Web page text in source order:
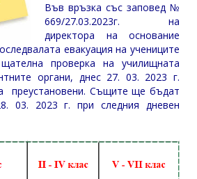
Във връзка със заповед №
669/27.03.2023г. на
директора на основание
евакуация на учениците
проверка на училищната
органи, днес 27. 03. 2023 г.
преустановени. Същите ще бъдат
03. 2023 г. при следния дневен